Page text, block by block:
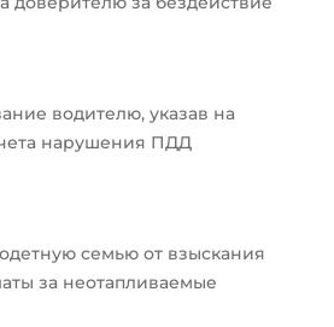
водителю, указав на
нарушения ПДД
семью от взыскания
за неотапливаемые